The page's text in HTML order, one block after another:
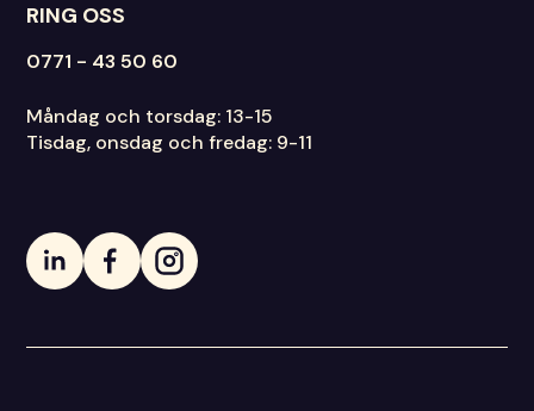
RING OSS
0771 - 43 50 60
Måndag och torsdag: 13-15
Tisdag, onsdag och fredag: 9-11